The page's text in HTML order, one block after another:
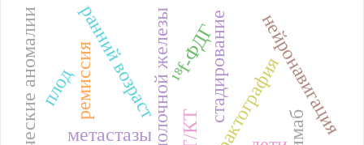
рак молочной железы¹⁸f-ФДГ
метастазы
стадирование
трактографиянейронавигация
ранний возраст
ремиссия
плод